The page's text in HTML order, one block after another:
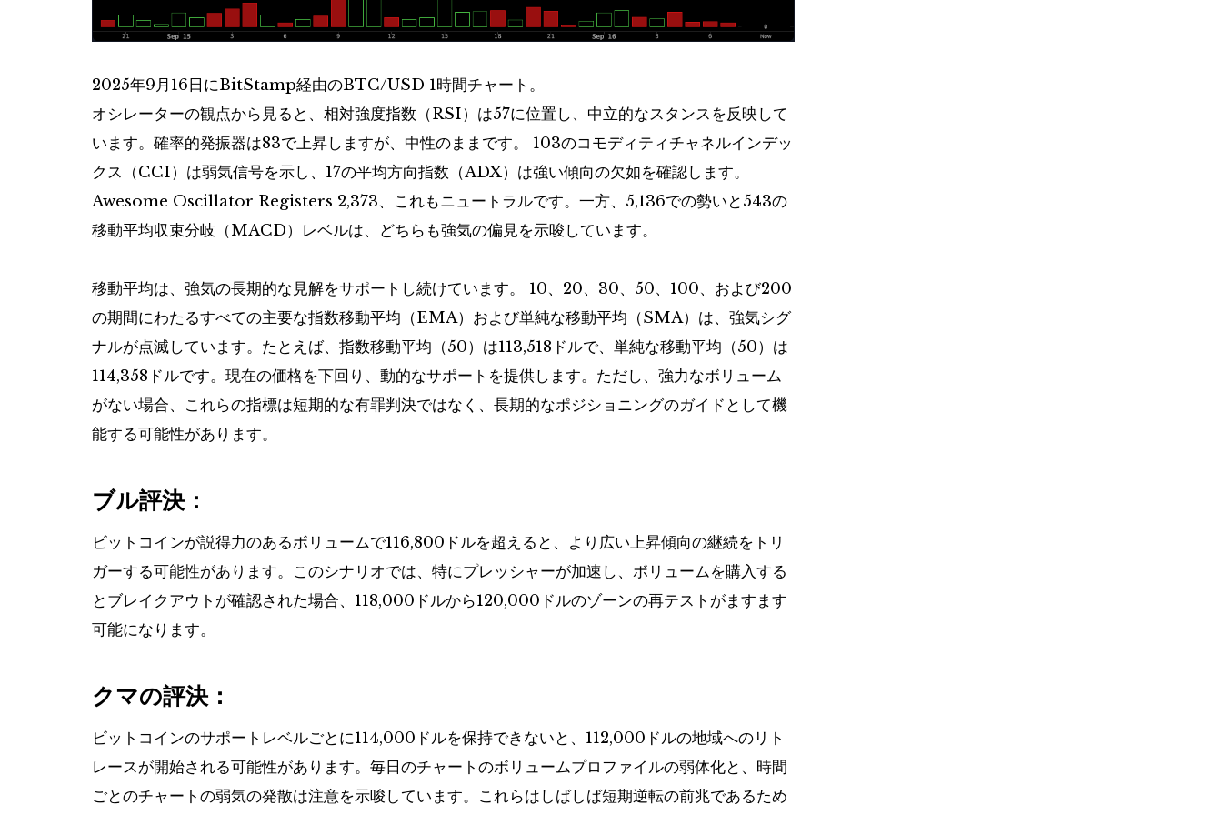
2025年9月16日にBitStamp経由のBTC/USD 1時間チャート。
オシレーターの観点から見ると、相対強度指数（RSI）は57に位置し、中立的なスタンスを反映して
います。確率的発振器は83で上昇しますが、中性のままです。 103のコモディティチャネルインデッ
クス（CCI）は弱気信号を示し、17の平均方向指数（ADX）は強い傾向の欠如を確認します。
Awesome Oscillator Registers 2,373、これもニュートラルです。一方、5,136での勢いと543の
移動平均収束分岐（MACD）レベルは、どちらも強気の偏見を示唆しています。
移動平均は、強気の長期的な見解をサポートし続けています。 10、20、30、50、100、および200
の期間にわたるすべての主要な指数移動平均（EMA）および単純な移動平均（SMA）は、強気シグ
ナルが点滅しています。たとえば、指数移動平均（50）は113,518ドルで、単純な移動平均（50）は
114,358ドルです。現在の価格を下回り、動的なサポートを提供します。ただし、強力なボリューム
がない場合、これらの指標は短期的な有罪判決ではなく、長期的なポジショニングのガイドとして機
能する可能性があります。
ブル評決：
ビットコインが説得力のあるボリュームで116,800ドルを超えると、より広い上昇傾向の継続をトリ
ガーする可能性があります。このシナリオでは、特にプレッシャーが加速し、ボリュームを購入する
とブレイクアウトが確認された場合、118,000ドルから120,000ドルのゾーンの再テストがますます
可能になります。
クマの評決：
ビットコインのサポートレベルごとに114,000ドルを保持できないと、112,000ドルの地域へのリト
レースが開始される可能性があります。毎日のチャートのボリュームプロファイルの弱体化と、時間
ごとのチャートの弱気の発散は注意を示唆しています。これらはしばしば短期逆転の前兆であるため